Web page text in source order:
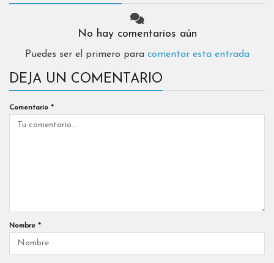
No hay comentarios aún
Puedes ser el primero para comentar esta entrada
DEJA UN COMENTARIO
Comentario *
Nombre *